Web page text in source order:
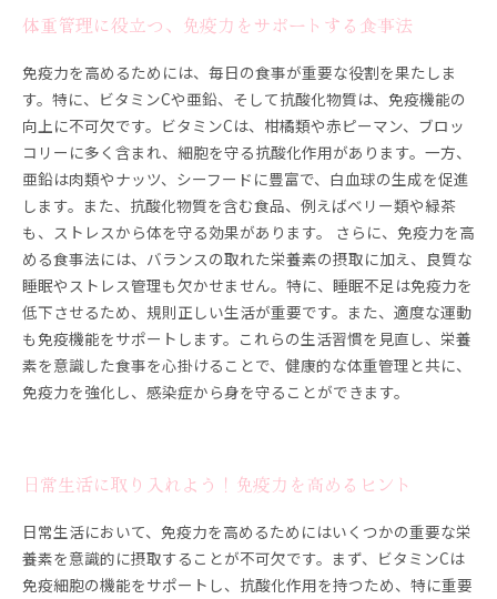
体重管理に役立つ、免疫力をサポートする食事法
免疫力を高めるためには、毎日の食事が重要な役割を果たしま
す。特に、ビタミンCや亜鉛、そして抗酸化物質は、免疫機能の
向上に不可欠です。ビタミンCは、柑橘類や赤ピーマン、ブロッ
コリーに多く含まれ、細胞を守る抗酸化作用があります。一方、
亜鉛は肉類やナッツ、シーフードに豊富で、白血球の生成を促進
します。また、抗酸化物質を含む食品、例えばベリー類や緑茶
も、ストレスから体を守る効果があります。 さらに、免疫力を高
める食事法には、バランスの取れた栄養素の摂取に加え、良質な
睡眠やストレス管理も欠かせません。特に、睡眠不足は免疫力を
低下させるため、規則正しい生活が重要です。また、適度な運動
も免疫機能をサポートします。これらの生活習慣を見直し、栄養
素を意識した食事を心掛けることで、健康的な体重管理と共に、
免疫力を強化し、感染症から身を守ることができます。
日常生活に取り入れよう！免疫力を高めるヒント
日常生活において、免疫力を高めるためにはいくつかの重要な栄
養素を意識的に摂取することが不可欠です。まず、ビタミンCは
免疫細胞の機能をサポートし、抗酸化作用を持つため、特に重要